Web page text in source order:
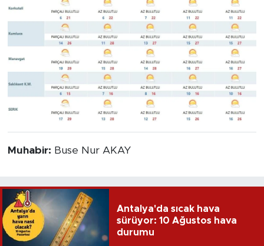
Muhabir: Buse Nur AKAY
Antalya'da sıcak hava
sürüyor: 10 Ağustos hava
durumu